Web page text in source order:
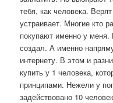
тебя, как человека.
устраивает. Многие кто
покупают именно у меня.
создал. А именно
интернету. В этом и
купить у 1 человека,
принципами. Нежели у
задействовано 10